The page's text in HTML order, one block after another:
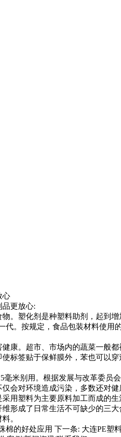
心
品更放心:
。塑化剂是种塑料助剂，起到
代。按规定，食品包装材料使用
康。超市、市场内的蔬菜一般
标签贴于保鲜膜外，苯也可以
毫米别用。根据发展与改革委员
会对环境造成污染，多数还对健
采用塑料为主要原料加工而成的
形成了日常生活不可缺少的三
。
棉的好处应用 下一条: 大连PE塑